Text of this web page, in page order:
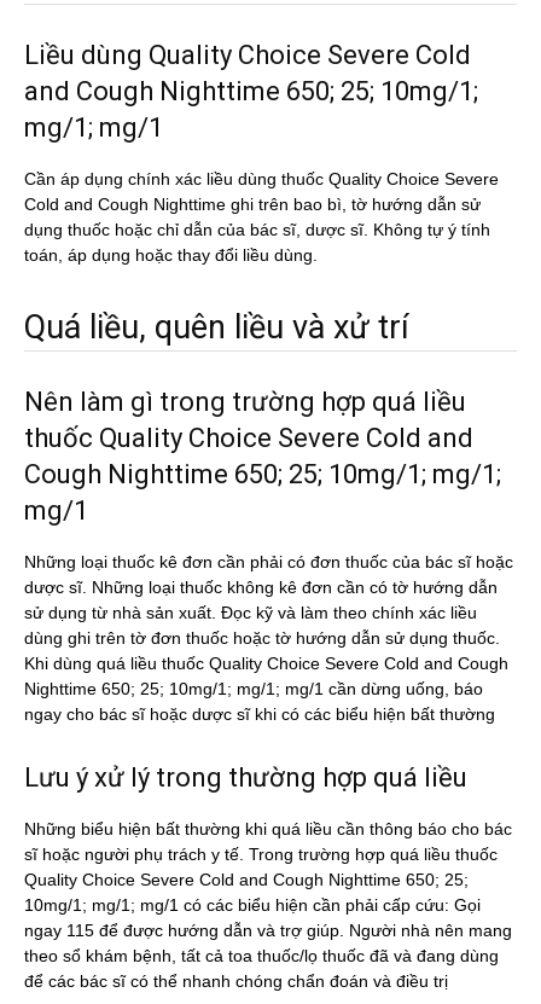
Liều dùng Quality Choice Severe Cold
and Cough Nighttime 650; 25; 10mg/1;
mg/1; mg/1
Cần áp dụng chính xác liều dùng thuốc Quality Choice Severe
Cold and Cough Nighttime ghi trên bao bì, tờ hướng dẫn sử
dụng thuốc hoặc chỉ dẫn của bác sĩ, dược sĩ. Không tự ý tính
toán, áp dụng hoặc thay đổi liều dùng.
Quá liều, quên liều và xử trí
Nên làm gì trong trường hợp quá liều
thuốc Quality Choice Severe Cold and
Cough Nighttime 650; 25; 10mg/1; mg/1;
mg/1
Những loại thuốc kê đơn cần phải có đơn thuốc của bác sĩ hoặc
dược sĩ. Những loại thuốc không kê đơn cần có tờ hướng dẫn
sử dụng từ nhà sản xuất. Đọc kỹ và làm theo chính xác liều
dùng ghi trên tờ đơn thuốc hoặc tờ hướng dẫn sử dụng thuốc.
Khi dùng quá liều thuốc Quality Choice Severe Cold and Cough
Nighttime 650; 25; 10mg/1; mg/1; mg/1 cần dừng uống, báo
ngay cho bác sĩ hoặc dược sĩ khi có các biểu hiện bất thường
Lưu ý xử lý trong thường hợp quá liều
Những biểu hiện bất thường khi quá liều cần thông báo cho bác
sĩ hoặc người phụ trách y tế. Trong trường hợp quá liều thuốc
Quality Choice Severe Cold and Cough Nighttime 650; 25;
10mg/1; mg/1; mg/1 có các biểu hiện cần phải cấp cứu: Gọi
ngay 115 để được hướng dẫn và trợ giúp. Người nhà nên mang
theo sổ khám bệnh, tất cả toa thuốc/lọ thuốc đã và đang dùng
để các bác sĩ có thể nhanh chóng chẩn đoán và điều trị